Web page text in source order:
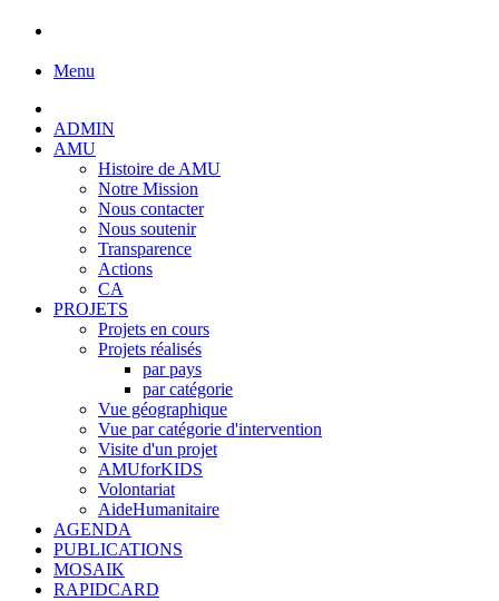
Menu
ADMIN
AMU
Histoire de AMU
Notre Mission
Nous contacter
Nous soutenir
Transparence
Actions
CA
PROJETS
Projets en cours
Projets réalisés
par pays
par catégorie
Vue géographique
Vue par catégorie d'intervention
Visite d'un projet
AMUforKIDS
Volontariat
AideHumanitaire
AGENDA
PUBLICATIONS
MOSAIK
RAPIDCARD